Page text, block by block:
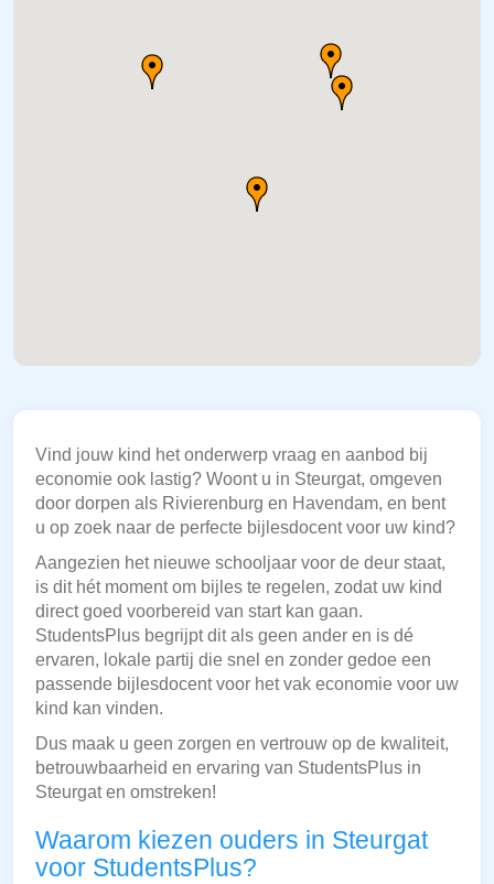
Vind jouw kind het onderwerp vraag en aanbod bij
economie ook lastig? Woont u in Steurgat, omgeven
door dorpen als Rivierenburg en Havendam, en bent
u op zoek naar de perfecte bijlesdocent voor uw kind?
Aangezien het nieuwe schooljaar voor de deur staat,
is dit hét moment om bijles te regelen, zodat uw kind
direct goed voorbereid van start kan gaan.
StudentsPlus begrijpt dit als geen ander en is dé
ervaren, lokale partij die snel en zonder gedoe een
passende bijlesdocent voor het vak economie voor uw
kind kan vinden.
Dus maak u geen zorgen en vertrouw op de kwaliteit,
betrouwbaarheid en ervaring van StudentsPlus in
Steurgat en omstreken!
Waarom kiezen ouders in Steurgat
voor StudentsPlus?